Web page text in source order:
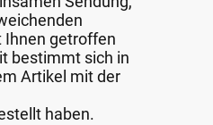
Ihnen getroffen
bestimmt sich in
Artikel mit der
haben.